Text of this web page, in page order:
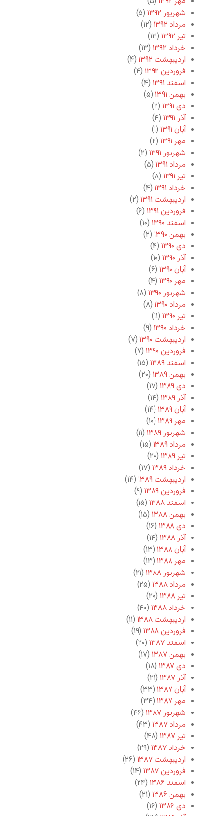
شهریور ۱۳۹۲
(۵)
مرداد ۱۳۹۲
(۱۲)
تیر ۱۳۹۲
(۱۳)
خرداد ۱۳۹۲
(۱۳)
اردیبهشت ۱۳۹۲
(۴)
فروردین ۱۳۹۲
(۴)
اسفند ۱۳۹۱
(۴)
بهمن ۱۳۹۱
(۵)
دی ۱۳۹۱
(۲)
آذر ۱۳۹۱
(۴)
آبان ۱۳۹۱
(۱)
مهر ۱۳۹۱
(۲)
شهریور ۱۳۹۱
(۲)
مرداد ۱۳۹۱
(۵)
تیر ۱۳۹۱
(۸)
خرداد ۱۳۹۱
(۴)
اردیبهشت ۱۳۹۱
(۲)
فروردین ۱۳۹۱
(۶)
اسفند ۱۳۹۰
(۱۰)
بهمن ۱۳۹۰
(۲)
دی ۱۳۹۰
(۴)
آذر ۱۳۹۰
(۱۰)
آبان ۱۳۹۰
(۶)
مهر ۱۳۹۰
(۴)
شهریور ۱۳۹۰
(۸)
مرداد ۱۳۹۰
(۸)
تیر ۱۳۹۰
(۱۱)
خرداد ۱۳۹۰
(۹)
اردیبهشت ۱۳۹۰
(۷)
فروردین ۱۳۹۰
(۷)
اسفند ۱۳۸۹
(۱۵)
بهمن ۱۳۸۹
(۲۰)
دی ۱۳۸۹
(۱۷)
آذر ۱۳۸۹
(۱۴)
آبان ۱۳۸۹
(۱۴)
مهر ۱۳۸۹
(۱۰)
شهریور ۱۳۸۹
(۱۱)
مرداد ۱۳۸۹
(۱۵)
تیر ۱۳۸۹
(۲۰)
خرداد ۱۳۸۹
(۱۷)
اردیبهشت ۱۳۸۹
(۱۴)
فروردین ۱۳۸۹
(۹)
اسفند ۱۳۸۸
(۱۵)
بهمن ۱۳۸۸
(۱۵)
دی ۱۳۸۸
(۱۶)
آذر ۱۳۸۸
(۱۴)
آبان ۱۳۸۸
(۱۳)
مهر ۱۳۸۸
(۱۳)
شهریور ۱۳۸۸
(۲۱)
مرداد ۱۳۸۸
(۲۵)
تیر ۱۳۸۸
(۲۰)
خرداد ۱۳۸۸
(۴۰)
اردیبهشت ۱۳۸۸
(۱۱)
فروردین ۱۳۸۸
(۱۹)
اسفند ۱۳۸۷
(۲۰)
بهمن ۱۳۸۷
(۱۷)
دی ۱۳۸۷
(۱۸)
آذر ۱۳۸۷
(۲۱)
آبان ۱۳۸۷
(۳۳)
مهر ۱۳۸۷
(۳۴)
شهریور ۱۳۸۷
(۴۶)
مرداد ۱۳۸۷
(۴۳)
تیر ۱۳۸۷
(۴۸)
خرداد ۱۳۸۷
(۲۹)
اردیبهشت ۱۳۸۷
(۲۶)
فروردین ۱۳۸۷
(۱۴)
اسفند ۱۳۸۶
(۲۴)
بهمن ۱۳۸۶
(۲۱)
دی ۱۳۸۶
(۱۶)